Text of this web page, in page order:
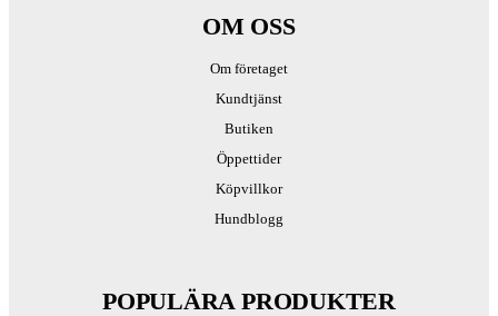
OM OSS
Om företaget
Kundtjänst
Butiken
Öppettider
Köpvillkor
Hundblogg
POPULÄRA PRODUKTER